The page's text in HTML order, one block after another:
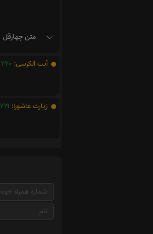
متن چهارقل
آیت الکرسی: 220
زیارت عاشورا: 219